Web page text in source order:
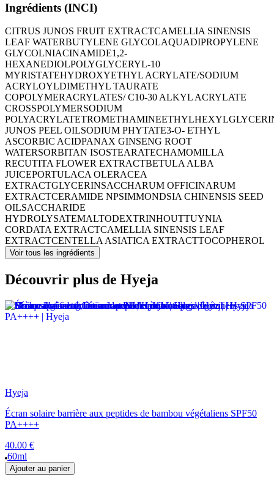
Ingrédients (INCI)
CITRUS JUNOS FRUIT EXTRACTCAMELLIA SINENSIS
LEAF WATERBUTYLENE GLYCOLAQUADIPROPYLENE
GLYCOLNIACINAMIDE1,2-
HEXANEDIOLPOLYGLYCERYL-10
MYRISTATEHYDROXYETHYL ACRYLATE/SODIUM
ACRYLOYLDIMETHYL TAURATE
COPOLYMERACRYLATES/ C10-30 ALKYL ACRYLATE
CROSSPOLYMERSODIUM
POLYACRYLATETROMETHAMINE
JUNOS PEEL OILSODIUM PHYTATE3-O- ETHYL
ASCORBIC ACIDPANAX GINSENG ROOT
WATERSORBITAN ISOSTEARATECHAMOMILLA
RECUTITA FLOWER EXTRACTBETULA ALBA
JUICEPORTULACA OLERACEA
EXTRACTGLYCERINSACCHARUM OFFICINARUM
EXTRACTCERAMIDE NPSIMMONDSIA CHINENSIS SEED
OILSACCHARIDE
HYDROLYSATEMALTODEXTRINHOUTTUYNIA
CORDATA EXTRACTCAMELLIA SINENSIS LEAF
EXTRACTCENTELLA ASIATICA EXTRACTTOCOPHEROL
Voir tous les ingrédients
Découvrir plus de Hyeja
Hyeja
Écran solaire barrière aux peptides de bambou végétaliens SPF50
PA++++
40.00 €
60ml
Ajouter au panier